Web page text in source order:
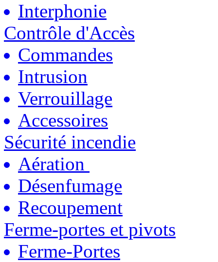
Interphonie
Contrôle d'Accès
Commandes
Intrusion
Verrouillage
Accessoires
Sécurité incendie
Aération
Désenfumage
Recoupement
Ferme-portes et pivots
Ferme-Portes